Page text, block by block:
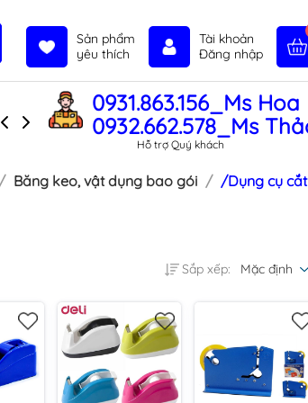
Sản phẩm
yêu thích
Tài khoản
Đăng nhập
Sản phẩm Tin tức Liên hệ Chính
0931.863.156_Ms Hoa
0932.662.578_Ms
Hỗ trợ Quý khách
Băng keo, vật dụng bao gói
/Dụng cụ cắt
Sắp xếp: Mặc định